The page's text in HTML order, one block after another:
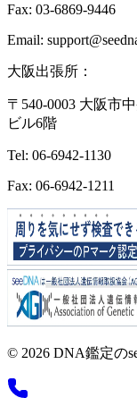
Fax: 03-6869-9446
Email:
大阪出張所：
〒540-0003 大阪市
ビル6階
Tel: 06-6942-1130
Fax: 06-6942-1211
© 2026 DNA鑑定の